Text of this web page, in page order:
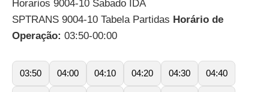
Horarios 9004-10 Sabado IDA
SPTRANS 9004-10 Tabela Partidas Horário de
Operação: 03:50-00:00
03:50 04:00 04:10 04:20 04:30 04:40